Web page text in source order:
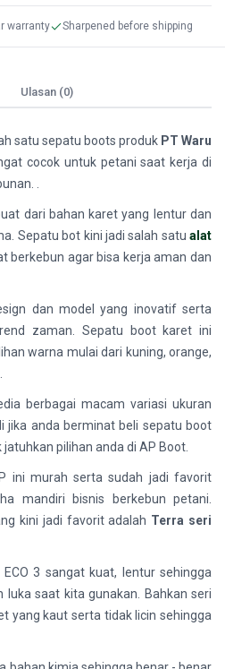
warranty Sharpened before shipping
Ulasan (0)
satu sepatu boots produk PT Waru
cocok untuk petani saat kerja di
.
dari bahan karet yang lentur dan
Sepatu bot kini jadi salah satu alat
berkebun agar bisa kerja aman dan
dan model yang inovatif serta
zaman. Sepatu boot karet ini
warna mulai dari kuning, orange,
berbagai macam variasi ukuran
jika anda berminat beli sepatu boot
pilihan anda di AP Boot.
ini murah serta sudah jadi favorit
mandiri bisnis berkebun petani.
kini jadi favorit adalah Terra seri
3 sangat kuat, lentur sehingga
saat kita gunakan. Bahkan seri
yang kaut serta tidak licin sehingga